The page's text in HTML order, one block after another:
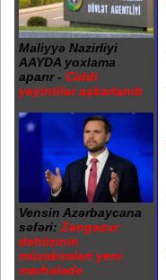
Maliyyə Nazirliyi
AAYDA yoxlama
aparır - Ciddi
yeyintilər aşkarlanıb
Vensin Azərbaycana
səfəri: Zəngəzur
dəhlizinin
müzakirələri yeni
mərhələdə